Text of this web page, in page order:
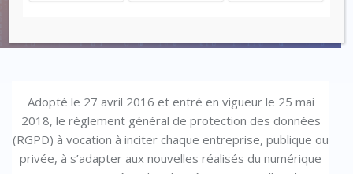
Adopté le 27 avril 2016 et entré en vigueur le 25 mai
2018, le règlement général de protection des données
(RGPD) à vocation à inciter chaque entreprise, publique ou
privée, à s’adapter aux nouvelles réalisés du numérique